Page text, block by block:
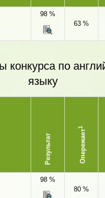
98 %
63 %
конкурса по
языку
Результат Опережает
1
98 %
80 %